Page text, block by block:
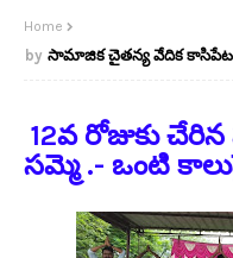
Home
సామాజిక చైతన్య వేదిక కాసిపేట
12వ రోజుకు
సమ్మె .- ఒంటి